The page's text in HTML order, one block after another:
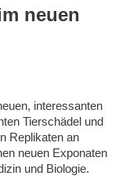
neuen
interessanten
Tierschädel und
Replikaten an
neuen Exponaten
und Biologie.